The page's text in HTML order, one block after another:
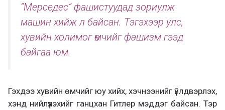
“Мерседес” фашистуудад зориулж
машин хийж л байсан. Тэгэхээр улс,
хувийн холимог өмчийг фашизм гээд
байгаа юм.
Гэхдээ хувийн өмчийг юу хийх, хэчнээнийг үйлдвэрлэх,
хэнд нийлүүлэхийг ганцхан Гитлер мэддэг байсан. Тэр